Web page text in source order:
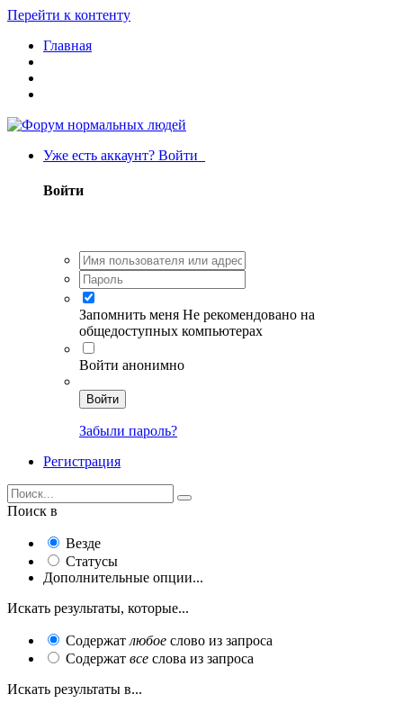
Перейти к контенту
Главная
Уже есть аккаунт? Войти
Войти
Запомнить меня Не рекомендовано на
общедоступных компьютерах
Войти анонимно
Войти
Забыли пароль?
Регистрация
Поиск в
Везде
Статусы
Дополнительные опции...
Искать результаты, которые...
Содержат любое слово из запроса
Содержат все слова из запроса
Искать результаты в...